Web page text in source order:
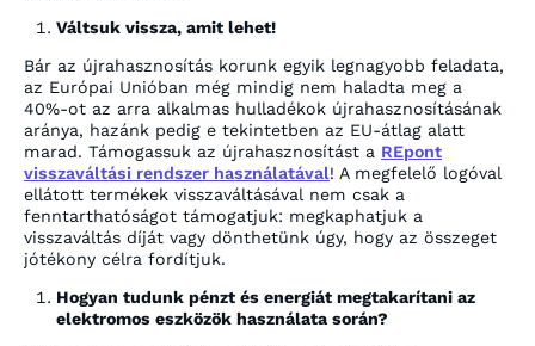
Váltsuk vissza, amit lehet!
Bár az újrahasznosítás korunk egyik legnagyobb feladata,
az Európai Unióban még mindig nem haladta meg a
40%-ot az arra alkalmas hulladékok újrahasznosításának
aránya, hazánk pedig e tekintetben az EU-átlag alatt
marad. Támogassuk az újrahasznosítást a REpont
visszaváltási rendszer használatával! A megfelelő logóval
ellátott termékek visszaváltásával nem csak a
fenntarthatóságot támogatjuk: megkaphatjuk a
visszaváltás díját vagy dönthetünk úgy, hogy az összeget
jótékony célra fordítjuk.
Hogyan tudunk pénzt és energiát megtakarítani az
elektromos eszközök használata során?